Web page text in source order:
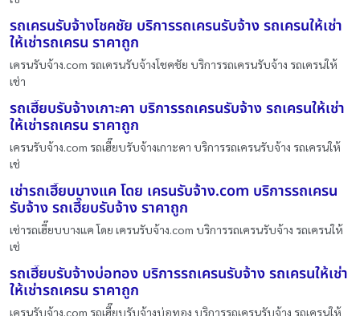
รถเครนรับจ้างโชคชัย บริการรถเครนรับจ้าง รถเครนให้เช่า
ให้เช่ารถเครน ราคาถูก
เครนรับจ้าง.com รถเครนรับจ้างโชคชัย บริการรถเครนรับจ้าง รถเครนให้
เช่า
รถเฮี๊ยบรับจ้างเกาะคา บริการรถเครนรับจ้าง รถเครนให้เช่า
ให้เช่ารถเครน ราคาถูก
เครนรับจ้าง.com รถเฮี๊ยบรับจ้างเกาะคา บริการรถเครนรับจ้าง รถเครนให้
เช่
เช่ารถเฮี๊ยบบางแค โดย เครนรับจ้าง.com บริการรถเครน
รับจ้าง รถเฮี๊ยบรับจ้าง ราคาถูก
เช่ารถเฮี๊ยบบางแค โดย เครนรับจ้าง.com บริการรถเครนรับจ้าง รถเครนให้
เช่
รถเฮี๊ยบรับจ้างบ่อทอง บริการรถเครนรับจ้าง รถเครนให้เช่า
ให้เช่ารถเครน ราคาถูก
เครนรับจ้าง.com รถเฮี๊ยบรับจ้างบ่อทอง บริการรถเครนรับจ้าง รถเครนให้